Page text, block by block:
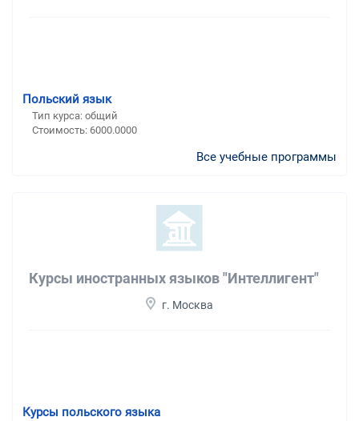
Польский язык
Тип курса: общий
Стоимость: 6000.0000
Все учебные программы
Курсы иностранных языков "Интеллигент"
г. Москва
Курсы польского языка